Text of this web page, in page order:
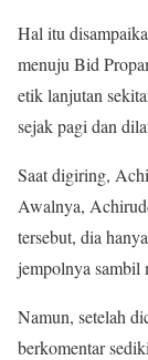
Hal itu
menuju Bid
etik lanjutan
sejak pagi dan
Saat digiring,
Awalnya,
tersebut, dia
jempolnya sambil
Namun, setelah
berkomentar